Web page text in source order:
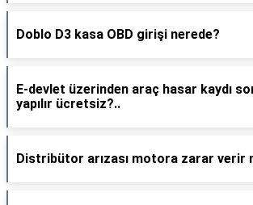
Doblo D3 kasa OBD girişi nerede?
E-devlet üzerinden araç hasar kaydı
yapılır ücretsiz?..
Distribütor arızası motora zarar verir